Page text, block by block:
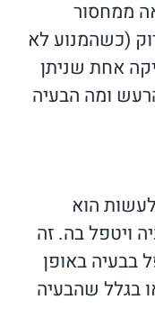
ממחסור
(כשהמנוע לא
אחת שניתן
ומה הבעיה
הוא
ויטפל בה. זה
בבעיה באופן
בגלל שהבעיה